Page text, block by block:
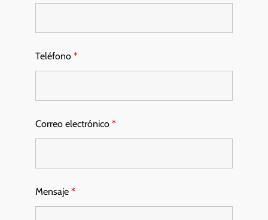
Teléfono *
Correo electrónico *
Mensaje *